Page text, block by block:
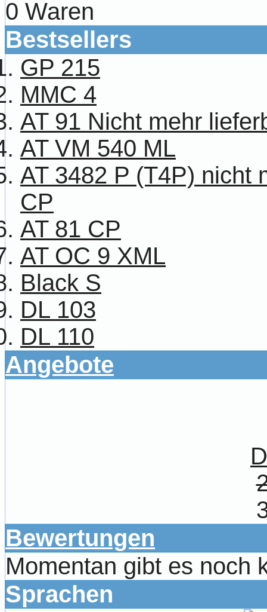
0 Waren
Bestsellers
GP 215
MMC 4
AT 91 Nicht mehr
AT VM 540 ML
AT 3482 P (T4P) nicht
CP
AT 81 CP
AT OC 9 XML
Black S
DL 103
DL 110
Angebote
Bewertungen
Momentan gibt es noch
Sprachen